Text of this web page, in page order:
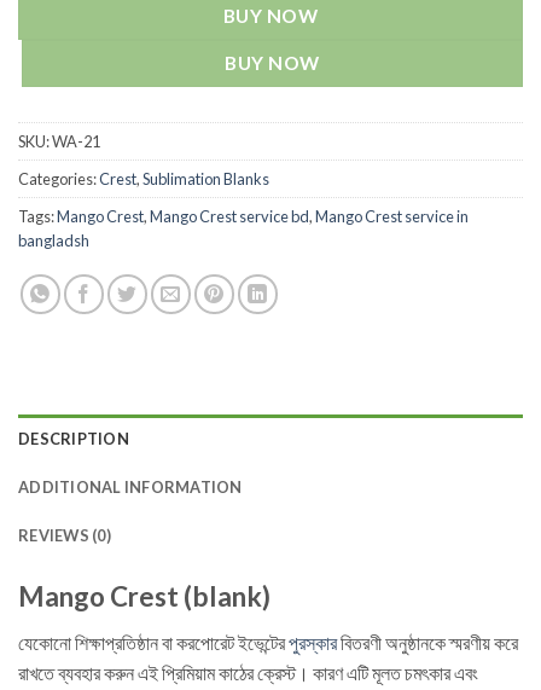
BUY NOW
BUY NOW
SKU:WA-21
Categories:Crest,Sublimation Blanks
Tags:Mango Crest,Mango Crest service bd,Mango Crest service in
bangladsh
DESCRIPTION
ADDITIONAL INFORMATION
REVIEWS (0)
Mango Crest (blank)
যেকোনো শিক্ষাপ্রতিষ্ঠান বা করপোরেট ইভেন্টেরপুরস্কারবিতরণী অনুষ্ঠানকে স্মরণীয় করে
রাখতে ব্যবহার করুন এই প্রিমিয়াম কাঠের ক্রেস্ট। কারণ এটি মূলত চমৎকার এবং